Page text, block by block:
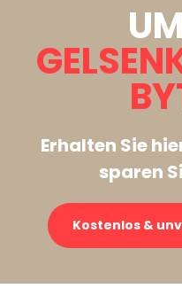
Erhalten Sie
sparen
Kostenlos &